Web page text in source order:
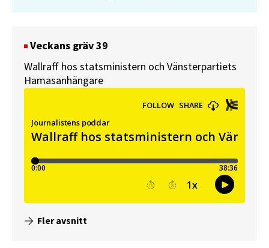
Veckans gräv 39
Wallraff hos statsministern och Vänsterpartiets
Hamasanhängare
Fler avsnitt